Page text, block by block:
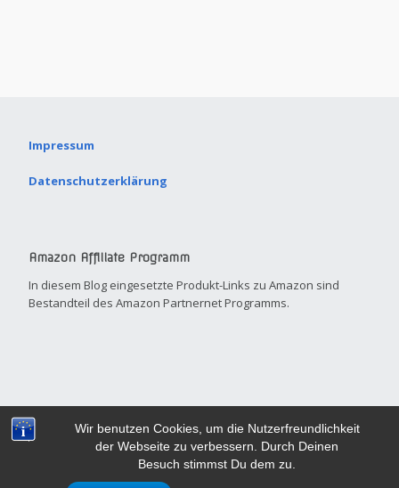
Wir benutzen Cookies, um die Nutzerfreundlichkeit
der Webseite zu verbessern. Durch Deinen
Besuch stimmst Du dem zu.
Impressum
Datenschutzerklärung
Amazon Affiliate Programm
In diesem Blog eingesetzte Produkt-Links zu Amazon sind
Bestandteil des Amazon Partnernet Programms.
Built with . Your friendly small business site builder.